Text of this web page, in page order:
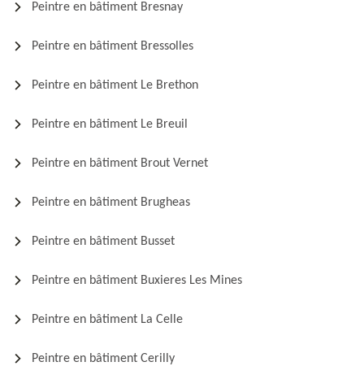
Peintre en bâtiment Bresnay
Peintre en bâtiment Bressolles
Peintre en bâtiment Le Brethon
Peintre en bâtiment Le Breuil
Peintre en bâtiment Brout Vernet
Peintre en bâtiment Brugheas
Peintre en bâtiment Busset
Peintre en bâtiment Buxieres Les Mines
Peintre en bâtiment La Celle
Peintre en bâtiment Cerilly